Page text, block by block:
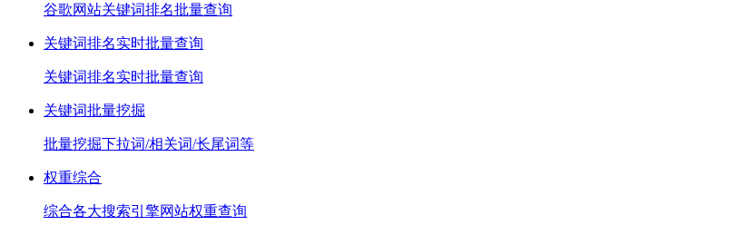
谷歌网站关键词排名批量查询
关键词排名实时批量查询
关键词排名实时批量查询
关键词批量挖掘
批量挖掘下拉词/相关词/长尾词等
权重综合
综合各大搜索引擎网站权重查询